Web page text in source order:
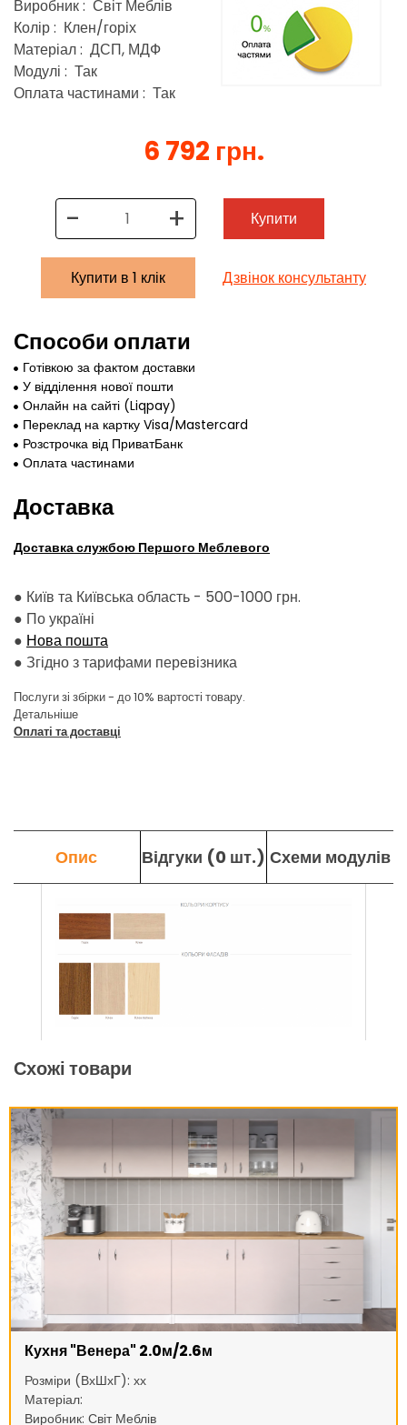
Виробник : Світ Меблів
Колір : Клен/горіх
Матеріал : ДСП, МДФ
Модулі : Так
Оплата частинами : Так
6 792 грн.
- + Купити
Купити в 1 клік Дзвінок консультанту
Способи оплати
Готівкою за фактом доставки
У відділення нової пошти
Онлайн на сайті (Liqpay)
Переклад на картку Visa/Mastercard
Розстрочка від ПриватБанк
Оплата частинами
Доставка
Доставка службою Першого Меблевого
● Київ та Київська область - 500-1000 грн.
● По україні
● Нова пошта
● Згідно з тарифами перевізника
Послуги зі збірки - до 10% вартості товару.
Детальніше
Оплаті та доставці
Опис Відгуки (0 шт.) Схеми модулів
Схожі товари
Кухня "Венера" 2.0м/2.6м
Розміри (ВхШхГ): хх
Матеріал:
Виробник: Світ Меблів